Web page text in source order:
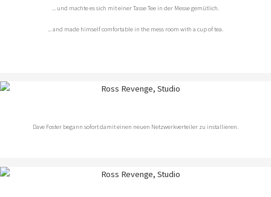
... und machte es sich mit einer Tasse Tee in der Messe gemütlich.
... and made himself comfortable in the mess room with a cup of tea.
Dave Foster begann sofort damit einen neuen Netzwerkverteiler zu installieren.